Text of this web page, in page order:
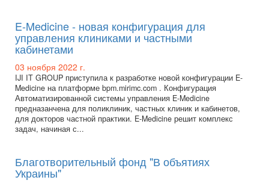
E-Medicine - новая конфигурация для
управления клиниками и частными
кабинетами
03 ноября 2022 г.
IJI IT GROUP приступила к разработке новой конфигурации E-
Medicine на платформе bpm.mirimc.com . Конфигурация
Автоматизированной системы управления E-Medicine
предназанчена для поликлиник, частных клиник и кабинетов,
для докторов частной практики. E-Medicine решит комплекс
задач, начиная с...
Благотворительный фонд "В объятиях
Украины"